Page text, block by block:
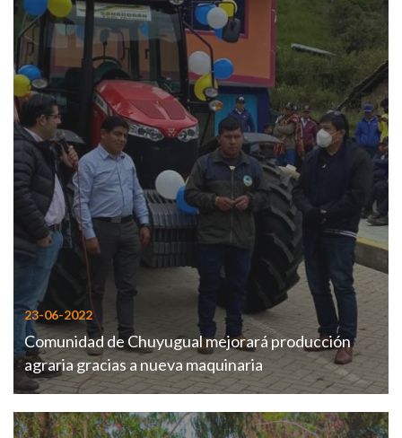
23-06-2022
Comunidad de Chuyugual mejorará producción
agraria gracias a nueva maquinaria